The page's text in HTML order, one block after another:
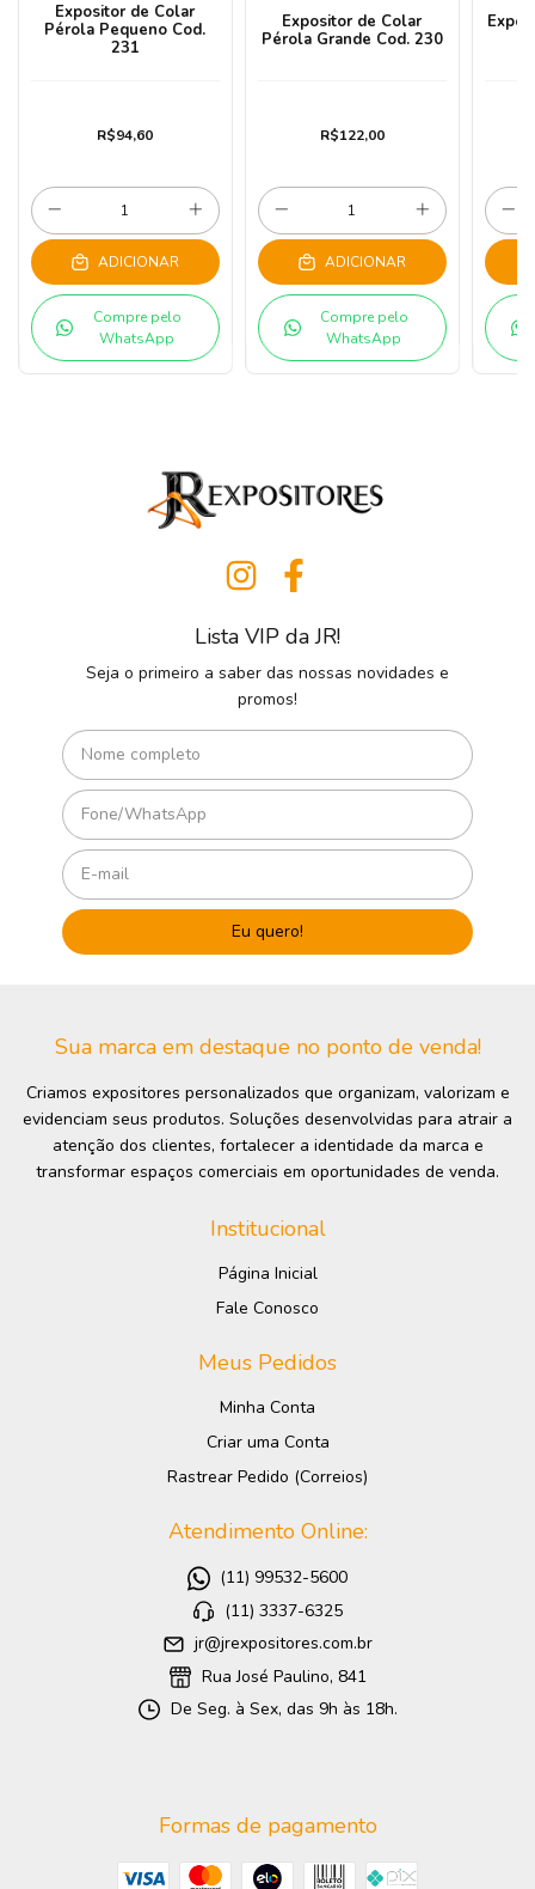
Expositor de Colar
Pérola Pequeno Cod.
231
R$94,60
ADICIONAR
Compre pelo
WhatsApp
Expositor de Colar
Pérola Grande Cod. 230
R$122,00
ADICIONAR
Compre pelo
WhatsApp
Lista VIP da JR!
Seja o primeiro a saber das nossas novidades e
promos!
Sua marca em destaque no ponto de venda!
Criamos expositores personalizados que organizam, valorizam e
evidenciam seus produtos. Soluções desenvolvidas para atrair a
atenção dos clientes, fortalecer a identidade da marca e
transformar espaços comerciais em oportunidades de venda.
Institucional
Página Inicial
Fale Conosco
Meus Pedidos
Minha Conta
Criar uma Conta
Rastrear Pedido (Correios)
Atendimento Online:
(11) 99532-5600
(11) 3337-6325
jr@jrexpositores.com.br
Rua José Paulino, 841
De Seg. à Sex, das 9h às 18h.
Formas de pagamento